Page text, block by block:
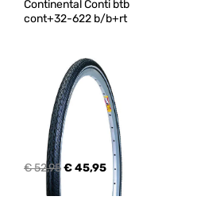
Continental Conti btb
cont+32-622 b/b+rt
€ 52,95€ 45,95